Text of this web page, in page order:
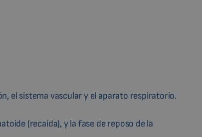
el sistema vascular y el aparato respiratorio.
(recaída), y la fase de reposo de la